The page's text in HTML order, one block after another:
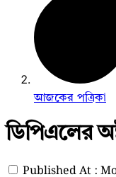
আজকের পত্রিকা
ডিপিএলের
Published At :